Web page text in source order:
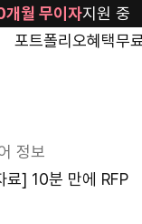
포트폴리오혜택무
개월 무이자지원 중
료] 10분 만에 RFP
정보